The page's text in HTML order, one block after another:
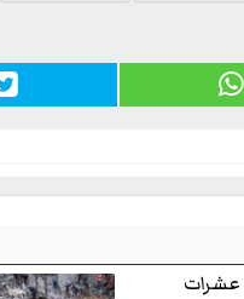
عشرات